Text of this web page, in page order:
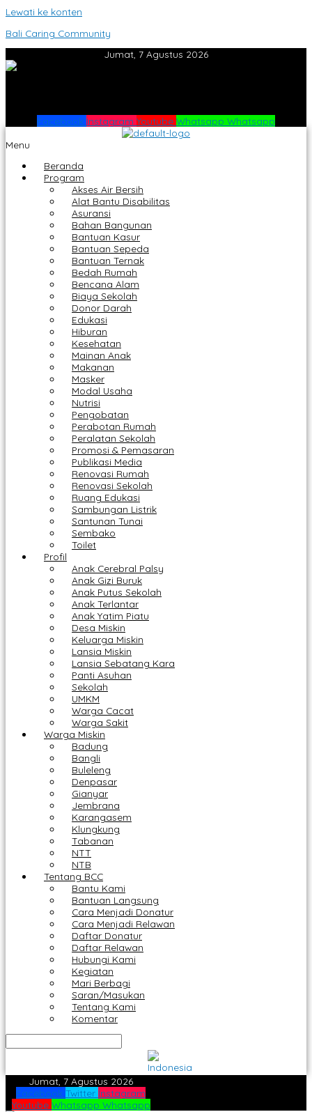
Lewati ke konten
Bali Caring Community
Jumat, 7 Agustus 2026
Facebook Instagram Youtube Whatsapp Whatsapp
Menu
Beranda
Program
Akses Air Bersih
Alat Bantu Disabilitas
Asuransi
Bahan Bangunan
Bantuan Kasur
Bantuan Sepeda
Bantuan Ternak
Bedah Rumah
Bencana Alam
Biaya Sekolah
Donor Darah
Edukasi
Hiburan
Kesehatan
Mainan Anak
Makanan
Masker
Modal Usaha
Nutrisi
Pengobatan
Perabotan Rumah
Peralatan Sekolah
Promosi & Pemasaran
Publikasi Media
Renovasi Rumah
Renovasi Sekolah
Ruang Edukasi
Sambungan Listrik
Santunan Tunai
Sembako
Toilet
Profil
Anak Cerebral Palsy
Anak Gizi Buruk
Anak Putus Sekolah
Anak Terlantar
Anak Yatim Piatu
Desa Miskin
Keluarga Miskin
Lansia Miskin
Lansia Sebatang Kara
Panti Asuhan
Sekolah
UMKM
Warga Cacat
Warga Sakit
Warga Miskin
Badung
Bangli
Buleleng
Denpasar
Gianyar
Jembrana
Karangasem
Klungkung
Tabanan
NTT
NTB
Tentang BCC
Bantu Kami
Bantuan Langsung
Cara Menjadi Donatur
Cara Menjadi Relawan
Daftar Donatur
Daftar Relawan
Hubungi Kami
Kegiatan
Mari Berbagi
Saran/Masukan
Tentang Kami
Komentar
Jumat, 7 Agustus 2026
Facebook Twitter Instagram
Youtube Whatsapp Whatsapp